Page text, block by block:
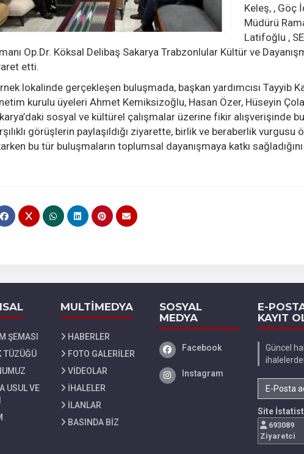
Keleş, , Göç
Müdürü
Latifoğlu ,
Op.Dr. Köksal Delibaş Sakarya Trabzonlular Kültür ve
etti.
lokalinde gerçekleşen buluşmada, başkan yardımcısı Tayyib
kurulu üyeleri Ahmet Kemiksizoğlu, Hasan Özer, Hüseyin
sosyal ve kültürel çalışmalar üzerine fikir alışverişinde
görüşlerin paylaşıldığı ziyarette, birlik ve beraberlik vurgusu
bu tür buluşmaların toplumsal dayanışmaya katkı
ŞEMASI
TÜZÜĞÜ
USUL VE
MULTİMEDYA
HABERLER
FOTO GALERİLER
VİDEOLAR
İHALELER
İLANLAR
BASINDA BİZ
SOSYAL
MEDYA
Facebook
Facebook
Instagram
Instagram
E-
KAYIT
Güncel
E-Posta
Site
693089
Ziyaretci